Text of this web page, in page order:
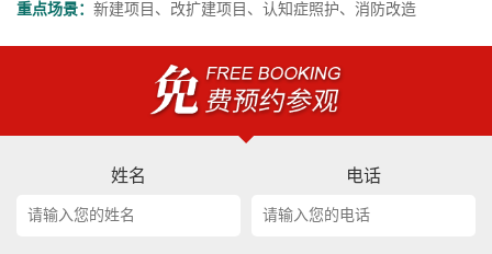
重点场景： 新建项目、改扩建项目、认知症照护、消防改造
姓名 电话